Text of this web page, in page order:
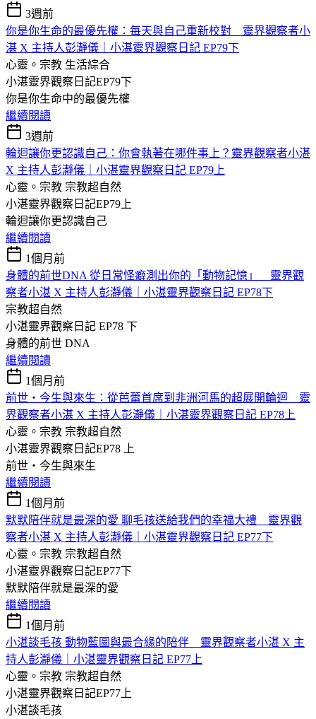
3週前
你是你生命的最優先權：每天與自己重新校對 靈界觀察者小
湛 X 主持人彭瀞儀｜小湛靈界觀察日記 EP79下
心靈。宗教 生活綜合
小湛靈界觀察日記EP79下
你是你生命中的最優先權
繼續閱讀
3週前
輪迴讓你更認識自己：你會執著在哪件事上？靈界觀察者小湛
X 主持人彭瀞儀｜小湛靈界觀察日記 EP79上
心靈。宗教 宗教超自然
小湛靈界觀察日記EP79上
輪迴讓你更認識自己
繼續閱讀
1個月前
身體的前世DNA 從日常怪癖測出你的「動物記憶」 靈界觀
察者小湛 X 主持人彭瀞儀｜小湛靈界觀察日記 EP78下
宗教超自然
小湛靈界觀察日記 EP78 下
身體的前世 DNA
繼續閱讀
1個月前
前世・今生與來生：從芭蕾首席到非洲河馬的超展開輪迴 靈
界觀察者小湛 X 主持人彭瀞儀｜小湛靈界觀察日記 EP78上
心靈。宗教 宗教超自然
小湛靈界觀察日記EP78 上
前世・今生與來生
繼續閱讀
1個月前
默默陪伴就是最深的愛 聊毛孩送給我們的幸福大禮 靈界觀
察者小湛 X 主持人彭瀞儀｜小湛靈界觀察日記 EP77下
心靈。宗教 宗教超自然
小湛靈界觀察日記EP77下
默默陪伴就是最深的愛
繼續閱讀
1個月前
小湛談毛孩 動物藍圖與最合緣的陪伴 靈界觀察者小湛 X 主
持人彭瀞儀｜小湛靈界觀察日記 EP77上
心靈。宗教 宗教超自然
小湛靈界觀察日記EP77上
小湛談毛孩